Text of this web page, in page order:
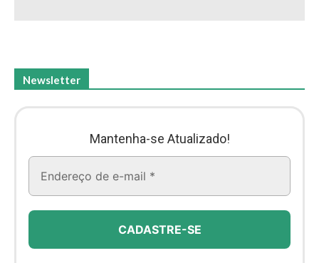
Newsletter
Mantenha-se Atualizado!